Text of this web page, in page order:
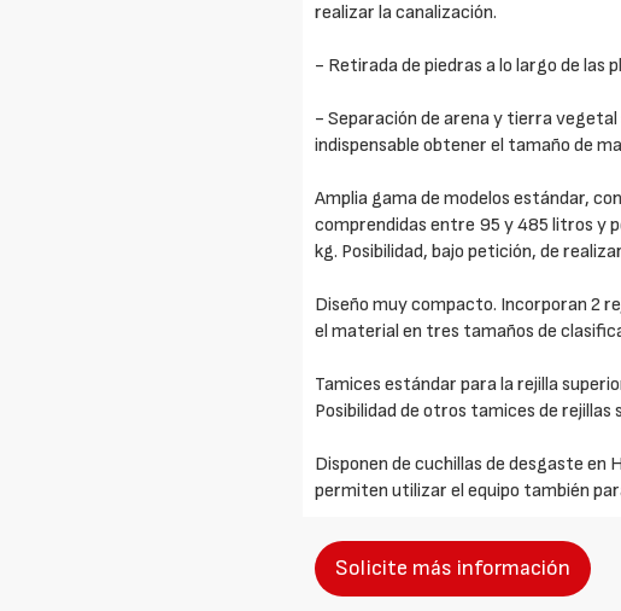
realizar la canalización.
- Retirada de piedras a lo largo de las
- Separación de arena y tierra vegetal
indispensable obtener el tamaño de
Amplia gama de modelos estándar,
comprendidas entre 95 y 485 litros y
kg. Posibilidad, bajo petición, de
Diseño muy compacto. Incorporan 2
el material en tres tamaños de
Tamices estándar para la rejilla
Posibilidad de otros tamices de rejillas
Disponen de cuchillas de desgaste
permiten utilizar el equipo también
Solicite más información